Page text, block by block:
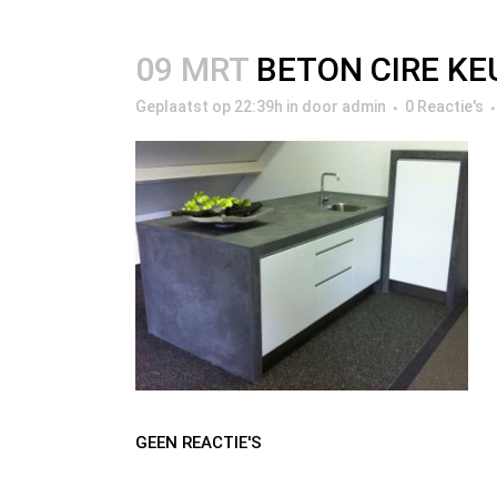
09 MRT BETON CIRE
Geplaatst op 22:39h in door admin 0 Reactie's
GEEN REACTIE'S